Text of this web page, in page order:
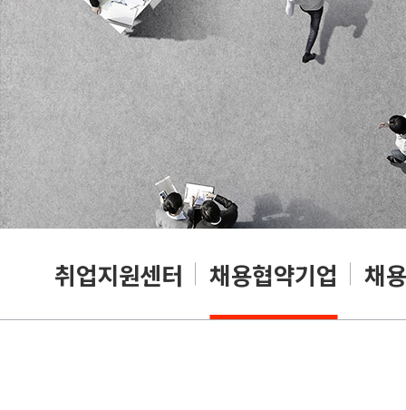
취업지원센터 채용협약기업 채